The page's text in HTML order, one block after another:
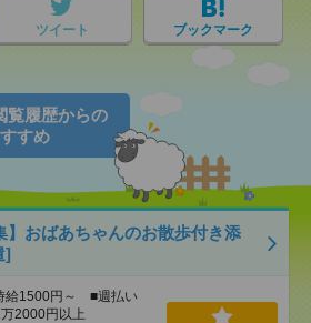
ツイート ブックマーク
覧履歴からの
すめ
】おばあちゃんのお散歩付き添
]
給1500円～ ■週払い
2000円以上